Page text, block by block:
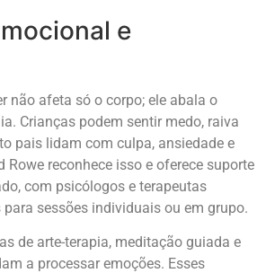
e
não afeta só o corpo; ele abala o
Crianças podem sentir medo, raiva
pais lidam com culpa, ansiedade e
Rowe reconhece isso e oferece suporte
com psicólogos e terapeutas
sessões individuais ou em grupo.
de arte-terapia, meditação guiada e
a processar emoções. Esses